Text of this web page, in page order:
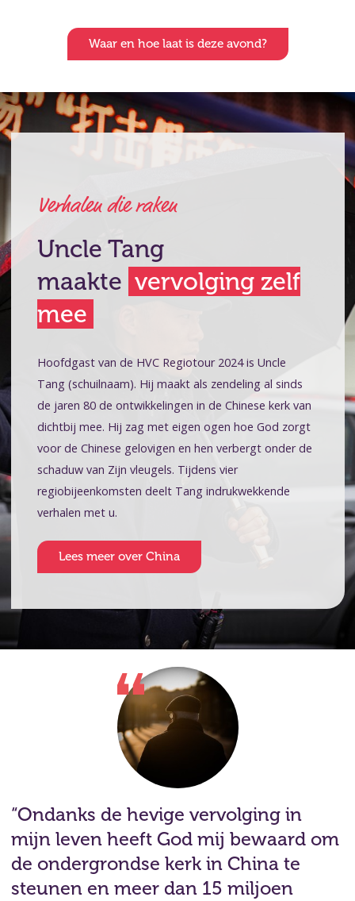
Waar en hoe laat is deze avond?
Verhalen die raken
Uncle Tang
maakte vervolging zelf
mee
Hoofdgast van de HVC Regiotour 2024 is Uncle
Tang (schuilnaam). Hij maakt als zendeling al sinds
de jaren 80 de ontwikkelingen in de Chinese kerk van
dichtbij mee. Hij zag met eigen ogen hoe God zorgt
voor de Chinese gelovigen en hen verbergt onder de
schaduw van Zijn vleugels. Tijdens vier
regiobijeenkomsten deelt Tang indrukwekkende
verhalen met u.
Lees meer over China
“Ondanks de hevige vervolging in
mijn leven heeft God mij bewaard om
de ondergrondse kerk in China te
steunen en meer dan 15 miljoen